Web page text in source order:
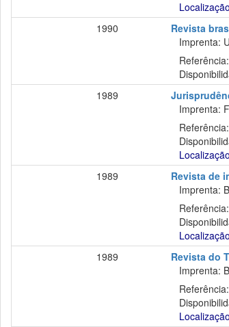
1990
Revista
Imprenta:
1989
Imprenta:
1989
Revista de
Imprenta:
1989
Revista do
Imprenta: